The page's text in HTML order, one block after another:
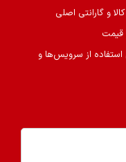
و گارانتی اصلی
قیمت
استفاده از سرویس‌ها و